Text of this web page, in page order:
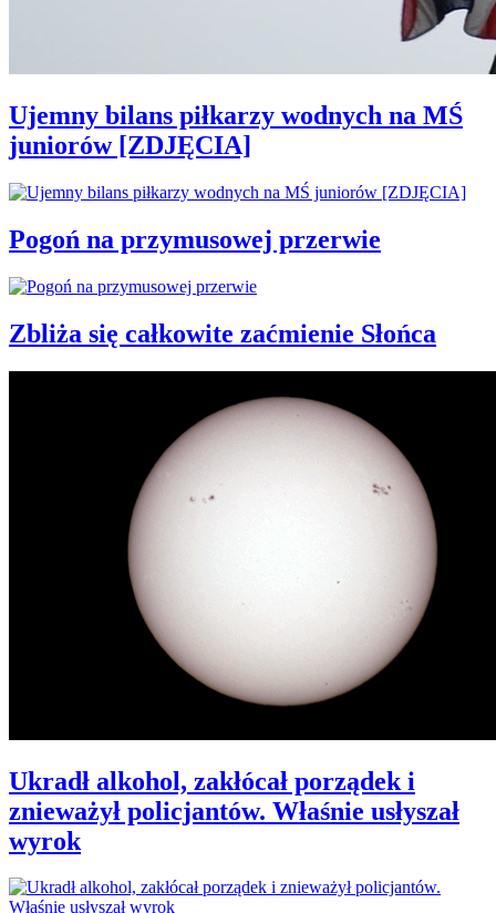
Ujemny bilans piłkarzy wodnych na MŚ
juniorów [ZDJĘCIA]
Pogoń na przymusowej przerwie
Zbliża się całkowite zaćmienie Słońca
Ukradł alkohol, zakłócał porządek i
znieważył policjantów. Właśnie usłyszał
wyrok